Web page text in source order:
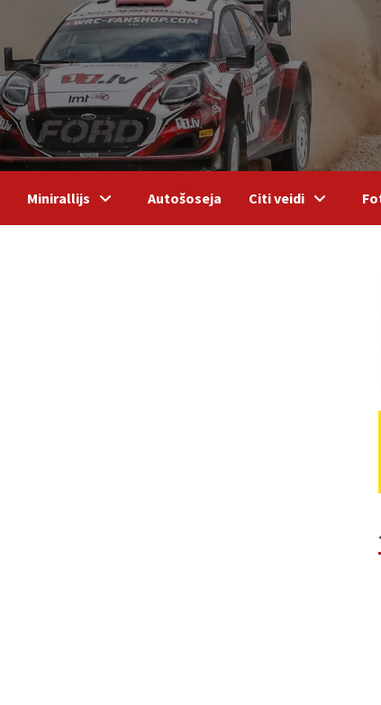
Minirallijs Autošoseja Citi veidi